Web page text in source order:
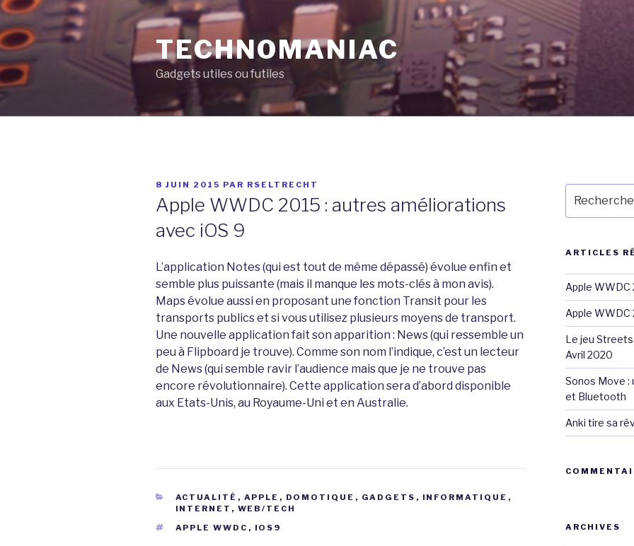
Aller
au
contenu
principal
TECHNOMANIAC
Gadgets utiles ou futiles
PUBLIÉ
8 JUIN 2015 PAR RSELTRECHT
Apple WWDC 2015 : autres améliorations
avec iOS 9
L’application Notes (qui est tout de même dépassé) évolue enfin et
semble plus puissante (mais il manque les mots-clés à mon avis).
Maps évolue aussi en proposant une fonction Transit pour les
transports publics et si vous utilisez plusieurs moyens de transport.
Une nouvelle application fait son apparition : News (qui ressemble un
peu à Flipboard je trouve). Comme son nom l’indique, c’est un lecteur
de News (qui semble ravir l’audience mais que je ne trouve pas
encore révolutionnaire). Cette application sera d’abord disponible
aux Etats-Unis, au Royaume-Uni et en Australie.
CATÉGORIES
ACTUALITÉ , APPLE , DOMOTIQUE , GADGETS , INFORMATIQUE ,
INTERNET , WEB/TECH
ÉTIQUETTES
APPLE WWDC , IOS9
pour
:
ARTICLES
Apple WWDC
Apple WWDC
Le jeu
Avril 2020
Sonos Move :
et Bluetooth
Anki tire sa
ARCHIVES